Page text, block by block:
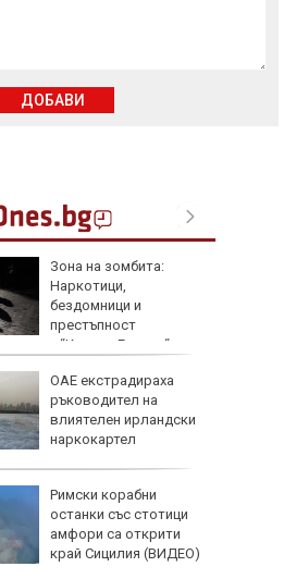
Зона на зомбита:
Наркотици,
бездомници и
престъпност
“Ковънт Гардън“
ОАЕ екстрадираха
ръководител на
влиятелен ирландски
наркокартел
Римски корабни
останки със стотици
амфори са открити
край Сицилия (ВИДЕО)
ДОБАВИ